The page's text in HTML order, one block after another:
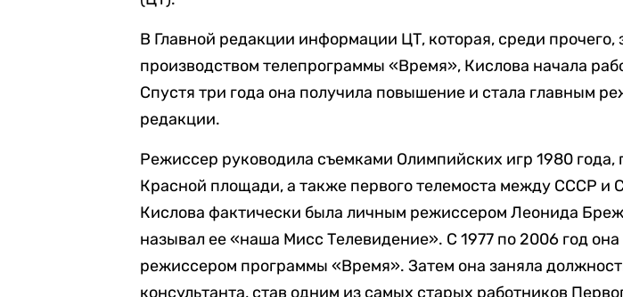
В Главной редакции информации ЦТ, которая, среди прочего,
производством телепрограммы «Время», Кислова начала
Спустя три года она получила повышение и стала главным
редакции.
Режиссер руководила съемками Олимпийских игр 1980 года,
Красной площади, а также первого телемоста между СССР и
Кислова фактически была личным режиссером Леонида
называл ее «наша Мисс Телевидение». С 1977 по 2006 год
режиссером программы «Время». Затем она заняла
консультанта, став одним из самых старых работников